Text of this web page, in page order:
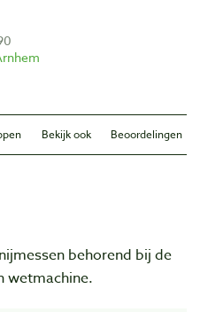
Bekijk ook Beoordelingen
behorend bij de
wetmachine.